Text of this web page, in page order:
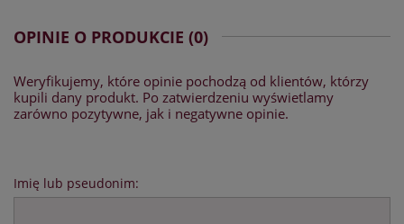
OPINIE O PRODUKCIE (0)
Weryfikujemy, które opinie pochodzą od klientów, którzy
kupili dany produkt. Po zatwierdzeniu wyświetlamy
zarówno pozytywne, jak i negatywne opinie.
Imię lub pseudonim: